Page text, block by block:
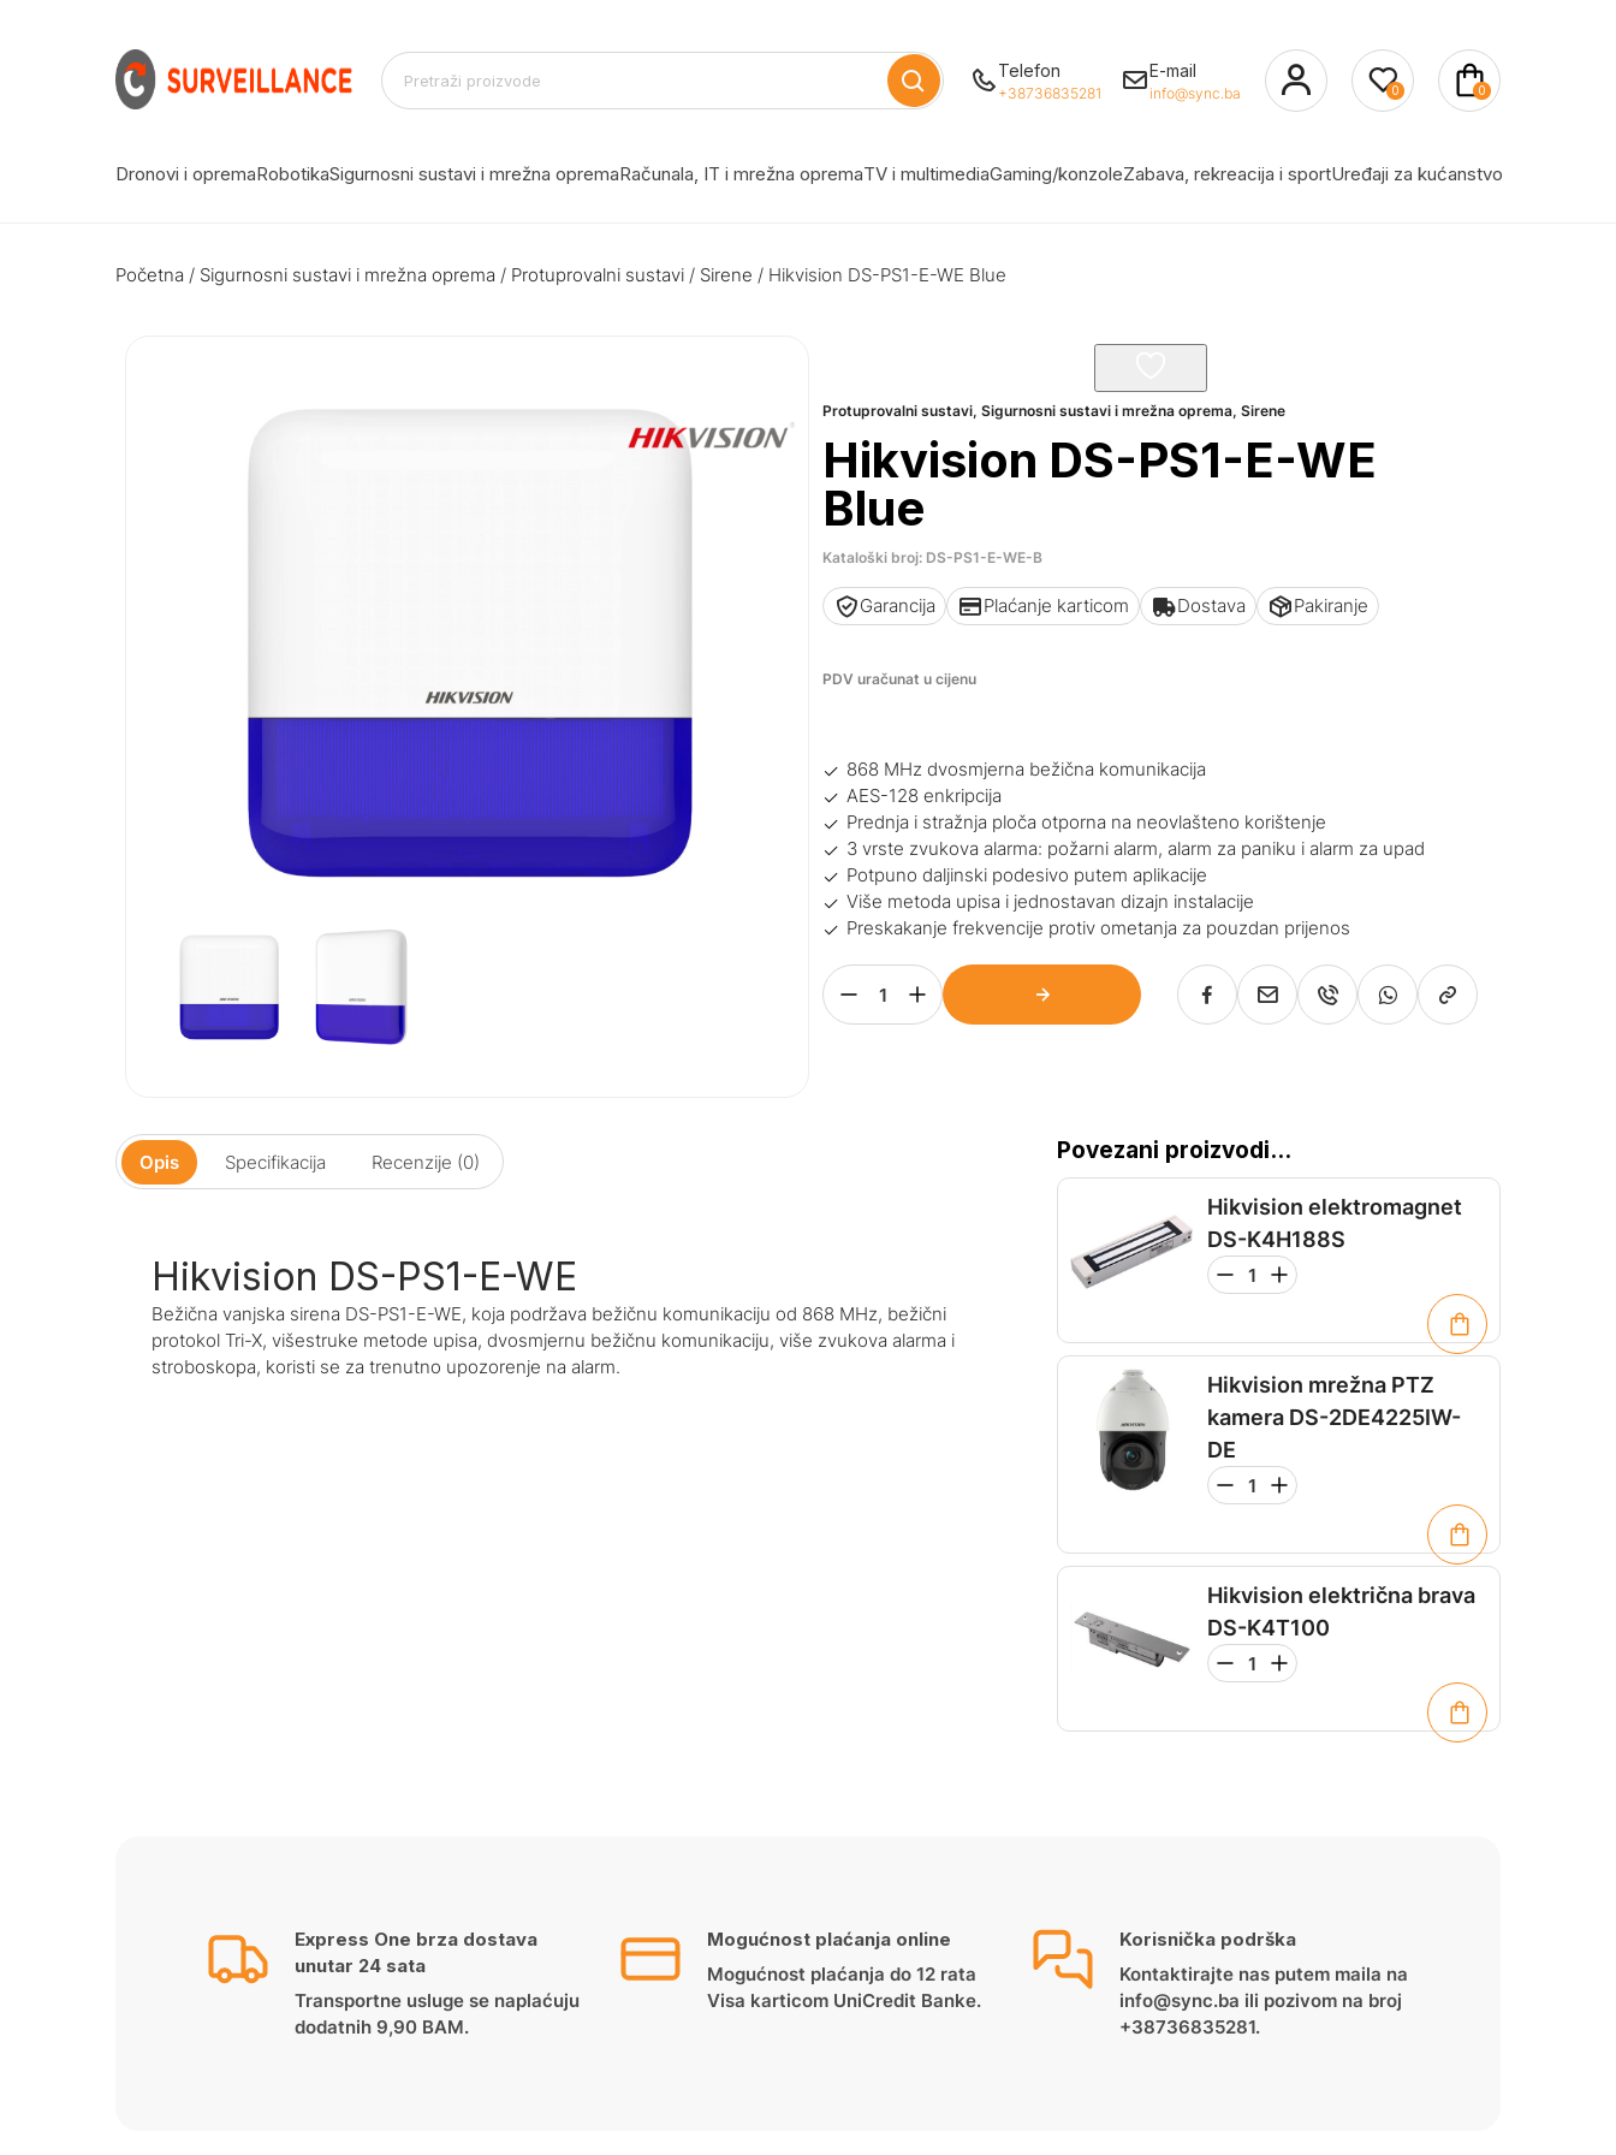
Telefon
+38736835281
E-mail
info@sync.ba 0 0
Dronovi i opremaRobotikaSigurnosni sustavi i mrežna opremaRačunala, IT i mrežna opremaTV i multimediaGaming/konzoleZabava, rekreacija i sportUređaji za kućanstvo
Početna / Sigurnosni sustavi i mrežna oprema / Protuprovalni sustavi / Sirene / Hikvision DS-PS1-E-WE Blue
Protuprovalni sustavi,Sigurnosni sustavi i mrežna oprema,Sirene
Hikvision DS-PS1-E-WE
Blue
Kataloški broj: DS-PS1-E-WE-B
Garancija Plaćanje karticom Dostava Pakiranje
PDV uračunat u cijenu
868 MHz dvosmjerna bežična komunikacija
AES-128 enkripcija
Prednja i stražnja ploča otporna na neovlašteno korištenje
3 vrste zvukova alarma: požarni alarm, alarm za paniku i alarm za upad
Potpuno daljinski podesivo putem aplikacije
Više metoda upisa i jednostavan dizajn instalacije
Preskakanje frekvencije protiv ometanja za pouzdan prijenos
Opis Specifikacija Recenzije (0)
Hikvision DS-PS1-E-WE
Bežična vanjska sirena DS-PS1-E-WE, koja podržava bežičnu komunikaciju od 868 MHz, bežični
protokol Tri-X, višestruke metode upisa, dvosmjernu bežičnu komunikaciju, više zvukova alarma i
stroboskopa, koristi se za trenutno upozorenje na alarm.
Povezani proizvodi...
Hikvision elektromagnet
DS-K4H188S
Hikvision mrežna PTZ
kamera DS-2DE4225IW-
DE
Hikvision električna brava
DS-K4T100
Express One brza dostava
unutar 24 sata
Transportne usluge se naplaćuju
dodatnih 9,90 BAM.
Mogućnost plaćanja online
Mogućnost plaćanja do 12 rata
Visa karticom UniCredit Banke.
Korisnička podrška
Kontaktirajte nas putem maila na
info@sync.ba ili pozivom na broj
+38736835281.